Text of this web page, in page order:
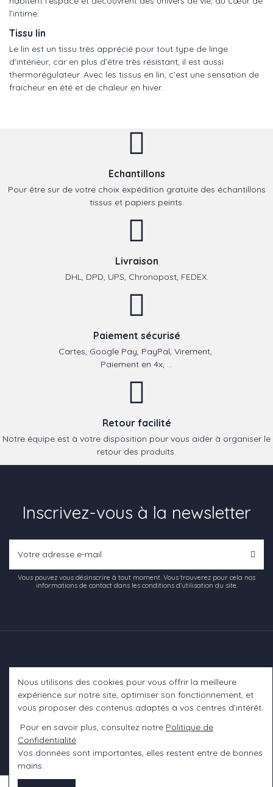
l’intime.
Tissu lin
Le lin est un tissu très apprécié pour tout type de linge
d’intérieur, car en plus d’être très résistant, il est aussi
thermorégulateur. Avec les tissus en lin, c’est une sensation de
fraicheur en été et de chaleur en hiver.
Echantillons
Pour être sur de votre choix expédition gratuite des échantillons
tissus et papiers peints.
Livraison
DHL, DPD, UPS, Chronopost, FEDEX.
Paiement sécurisé
Cartes, Google Pay, PayPal, Virement,
Paiement en 4x, ...
Retour facilité
Notre équipe est à votre disposition pour vous aider à organiser le
retour des produits.
Inscrivez-vous à la newsletter
Vous pouvez vous désinscrire à tout moment. Vous trouverez pour cela nos
informations de contact dans les conditions d'utilisation du site.
Informations
Contact us
Nous utilisons des cookies pour vous offrir la meilleure
expérience sur notre site, optimiser son fonctionnement, et
vous proposer des contenus adaptés à vos centres d’intérêt.
Pour en savoir plus, consultez notre Politique de
Confidentialité.
Vos données sont importantes, elles restent entre de bonnes
mains.